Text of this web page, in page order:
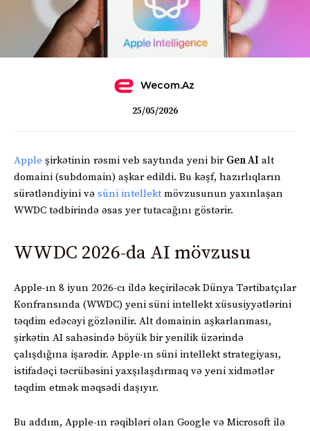
Wecom.az
25/05/2026
Apple şirkətinin rəsmi veb saytında yeni bir Gen AI alt
domaini (subdomain) aşkar edildi. Bu kəşf, hazırlıqların
sürətləndiyini və süni intellekt mövzusunun yaxınlaşan
WWDC tədbirində əsas yer tutacağını göstərir.
WWDC 2026-da AI mövzusu
Apple-ın 8 iyun 2026-cı ildə keçiriləcək Dünya Tərtibatçılar
Konfransında (WWDC) yeni süni intellekt xüsusiyyətlərini
təqdim edəcəyi gözlənilir. Alt domainin aşkarlanması,
şirkətin AI sahəsində böyük bir yenilik üzərində
çalışdığına işarədir. Apple-ın süni intellekt strategiyası,
istifadəçi təcrübəsini yaxşılaşdırmaq və yeni xidmətlər
təqdim etmək məqsədi daşıyır.
Bu addım, Apple-ın rəqibləri olan Google və Microsoft ilə